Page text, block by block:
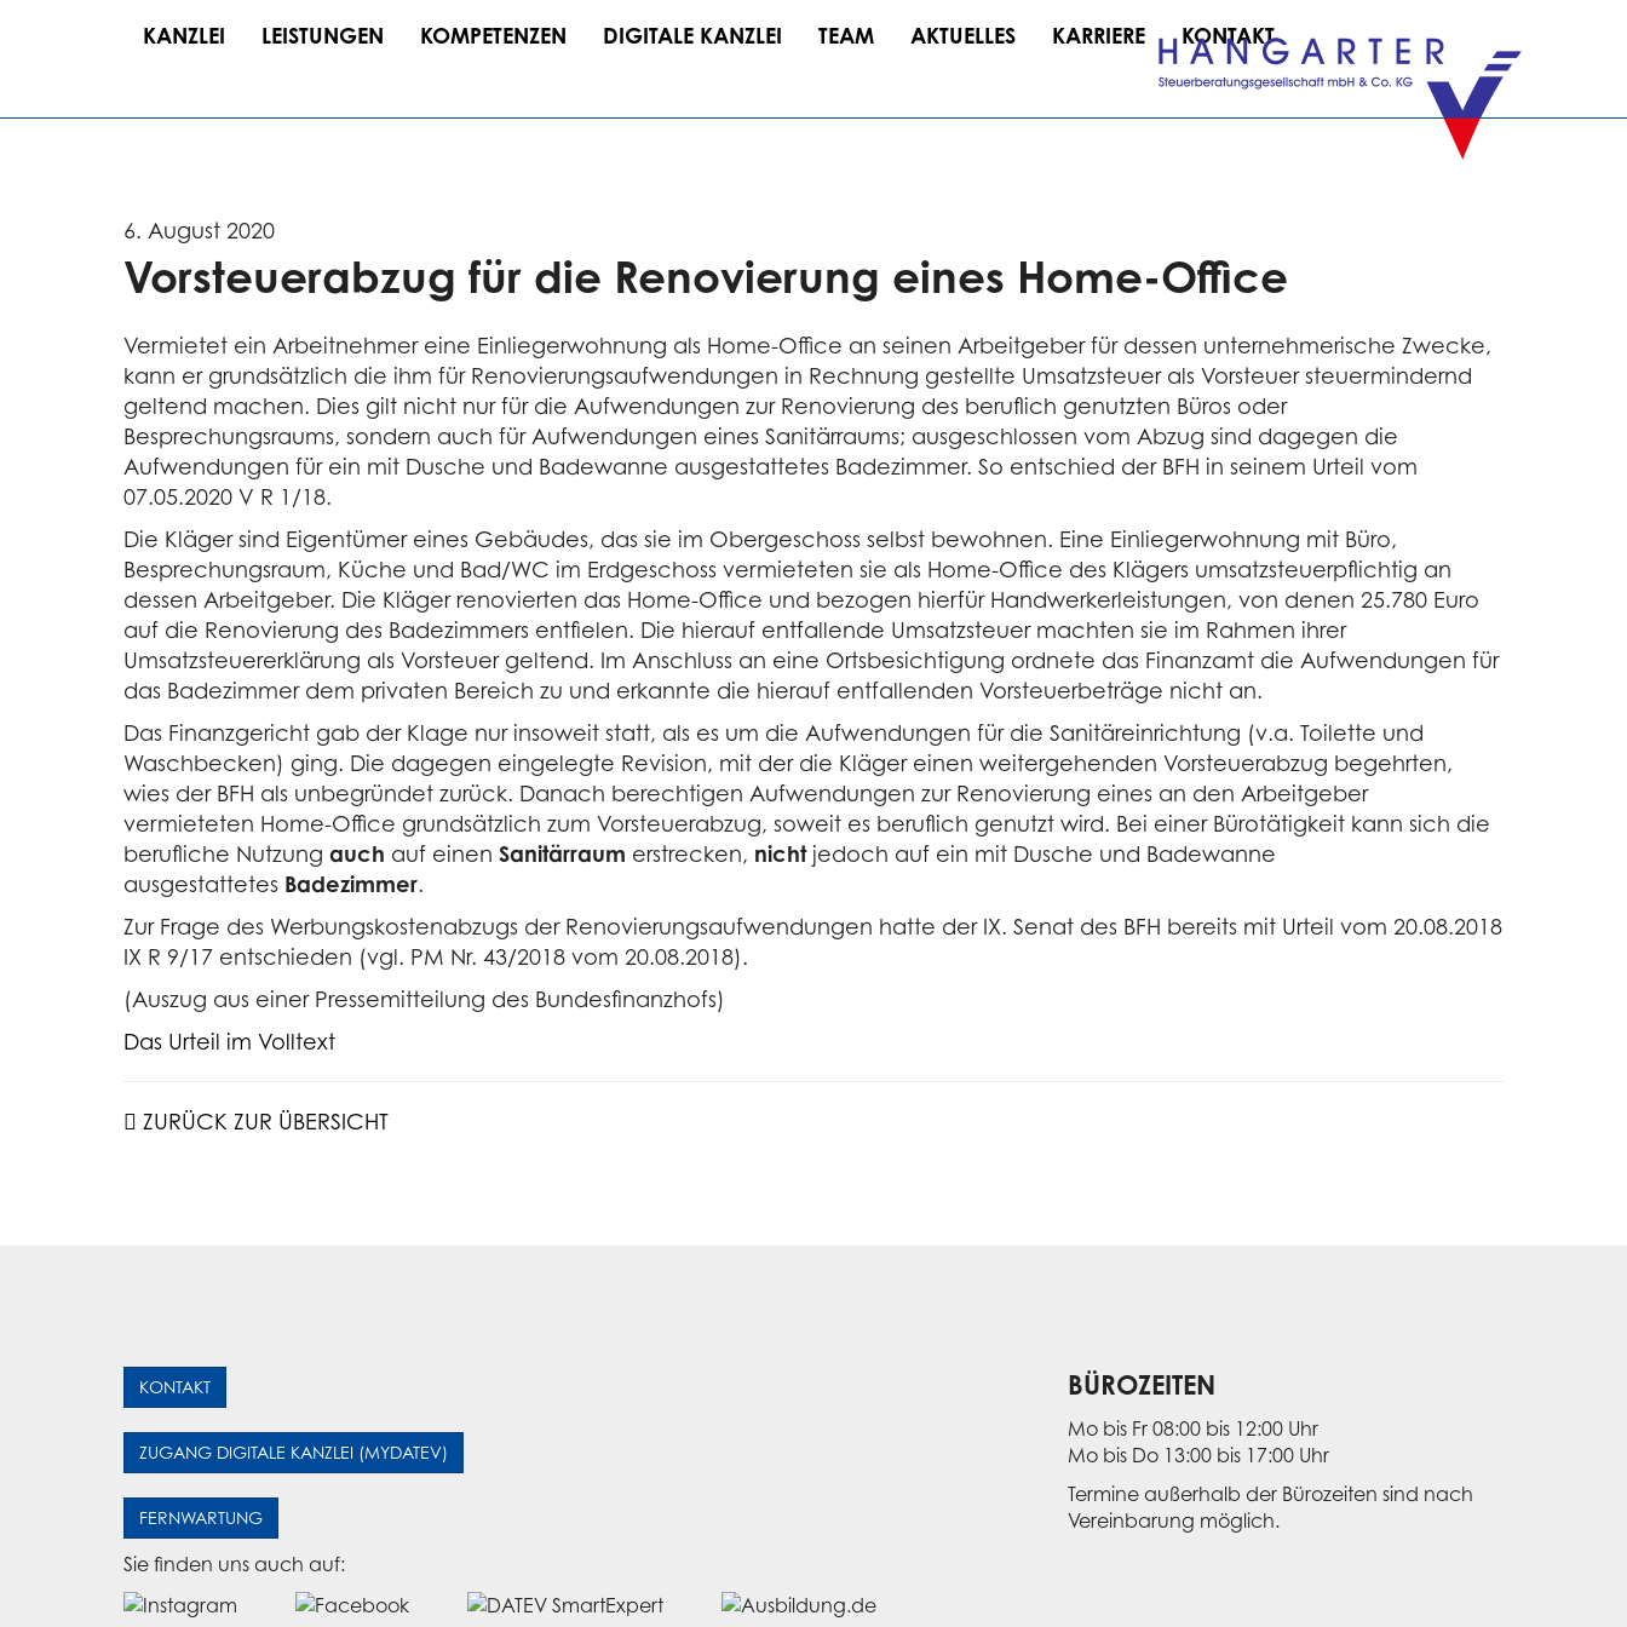
KANZLEI LEISTUNGEN KOMPETENZEN DIGITALE KANZLEI TEAM AKTUELLES KARRIERE KONTAKT
6. August 2020
Vorsteuerabzug für die Renovierung eines Home-Office
Vermietet ein Arbeitnehmer eine Einliegerwohnung als Home-Office an seinen Arbeitgeber für dessen unternehmerische Zwecke,
kann er grundsätzlich die ihm für Renovierungsaufwendungen in Rechnung gestellte Umsatzsteuer als Vorsteuer steuermindernd
geltend machen. Dies gilt nicht nur für die Aufwendungen zur Renovierung des beruflich genutzten Büros oder
Besprechungsraums, sondern auch für Aufwendungen eines Sanitärraums; ausgeschlossen vom Abzug sind dagegen die
Aufwendungen für ein mit Dusche und Badewanne ausgestattetes Badezimmer. So entschied der BFH in seinem Urteil vom
07.05.2020 V R 1/18.
Die Kläger sind Eigentümer eines Gebäudes, das sie im Obergeschoss selbst bewohnen. Eine Einliegerwohnung mit Büro,
Besprechungsraum, Küche und Bad/WC im Erdgeschoss vermieteten sie als Home-Office des Klägers umsatzsteuerpflichtig an
dessen Arbeitgeber. Die Kläger renovierten das Home-Office und bezogen hierfür Handwerkerleistungen, von denen 25.780 Euro
auf die Renovierung des Badezimmers entfielen. Die hierauf entfallende Umsatzsteuer machten sie im Rahmen ihrer
Umsatzsteuererklärung als Vorsteuer geltend. Im Anschluss an eine Ortsbesichtigung ordnete das Finanzamt die Aufwendungen für
das Badezimmer dem privaten Bereich zu und erkannte die hierauf entfallenden Vorsteuerbeträge nicht an.
Das Finanzgericht gab der Klage nur insoweit statt, als es um die Aufwendungen für die Sanitäreinrichtung (v.a. Toilette und
Waschbecken) ging. Die dagegen eingelegte Revision, mit der die Kläger einen weitergehenden Vorsteuerabzug begehrten,
wies der BFH als unbegründet zurück. Danach berechtigen Aufwendungen zur Renovierung eines an den Arbeitgeber
vermieteten Home-Office grundsätzlich zum Vorsteuerabzug, soweit es beruflich genutzt wird. Bei einer Bürotätigkeit kann sich die
berufliche Nutzung auch auf einen Sanitärraum erstrecken, nichtjedoch auf ein mit Dusche und Badewanne
ausgestattetes Badezimmer.
Zur Frage des Werbungskostenabzugs der Renovierungsaufwendungen hatte der IX. Senat des BFH bereits mit Urteil vom 20.08.2018
IX R 9/17 entschieden (vgl. PM Nr. 43/2018 vom 20.08.2018).
(Auszug aus einer Pressemitteilung des Bundesfinanzhofs)
Das Urteil im Volltext
ZURÜCK ZUR ÜBERSICHT
KONTAKT
ZUGANG DIGITALE KANZLEI (MYDATEV)
FERNWARTUNG
Sie finden uns auch auf:
BÜROZEITEN
Mo bis Fr 08:00 bis 12:00 Uhr
Mo bis Do 13:00 bis 17:00 Uhr
Termine außerhalb der Bürozeiten sind nach
Vereinbarung möglich.